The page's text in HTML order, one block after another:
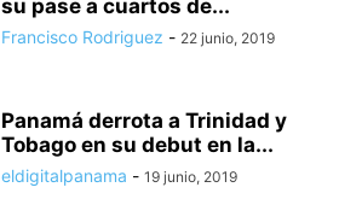
su pase a cuartos de...
Francisco Rodriguez - 22 junio, 2019
Panamá derrota a Trinidad y
Tobago en su debut en la...
eldigitalpanama - 19 junio, 2019